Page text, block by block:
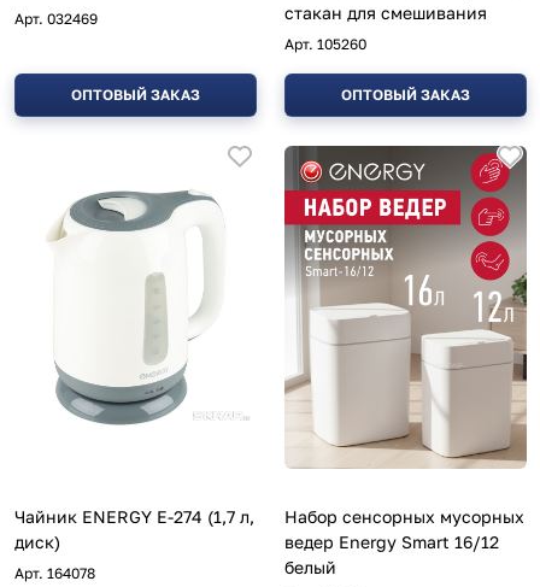
Арт. 032469
ОПТОВЫЙ ЗАКАЗ
стакан для смешивания
Арт. 105260
ОПТОВЫЙ ЗАКАЗ
Чайник ENERGY E-274 (1,7 л,
диск)
Арт. 164078
Набор сенсорных мусорных
ведер Energy Smart 16/12
белый